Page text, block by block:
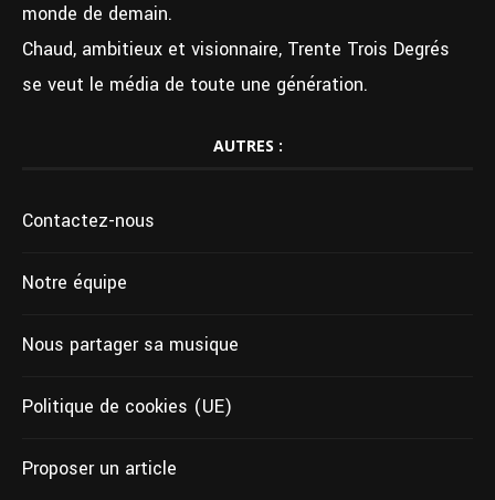
monde de demain.
Chaud, ambitieux et visionnaire, Trente Trois Degrés
se veut le média de toute une génération.
AUTRES :
Contactez-nous
Notre équipe
Nous partager sa musique
Politique de cookies (UE)
Proposer un article